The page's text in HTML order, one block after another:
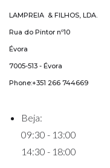
LAMPREIA & FILHOS, LDA.
Rua do Pintor nº10
Évora
7005-513 - Évora
Phone:+351 266 744669
Beja:
09:30 - 13:00
14:30 - 18:00